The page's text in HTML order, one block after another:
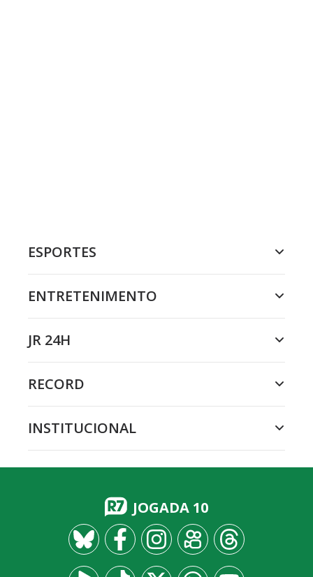
ESPORTES
ENTRETENIMENTO
JR 24H
RECORD
INSTITUCIONAL
JOGADA 10